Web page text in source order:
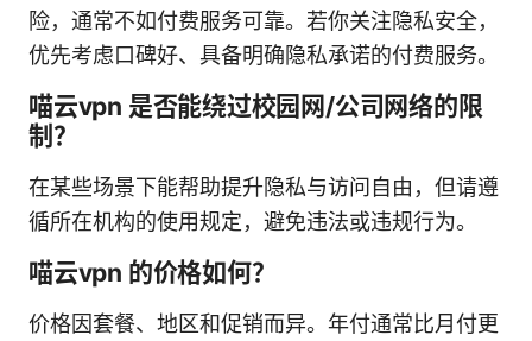
险，通常不如付费服务可靠。若你关注隐私安全，
优先考虑口碑好、具备明确隐私承诺的付费服务。
喵云vpn 是否能绕过校园网/公司网络的限
制？
在某些场景下能帮助提升隐私与访问自由，但请遵
循所在机构的使用规定，避免违法或违规行为。
喵云vpn 的价格如何？
价格因套餐、地区和促销而异。年付通常比月付更